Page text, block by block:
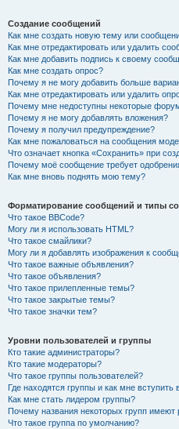
Создание сообщений
Как мне создать новую тему или
Как мне отредактировать или удалить
Как мне добавить подпись к своему
Как мне создать опрос?
Почему я не могу добавить больше
Как мне отредактировать или удалить
Почему мне недоступны некоторые
Почему я не могу добавлять вложения?
Почему я получил предупреждение?
Как мне пожаловаться на сообщения
Что означает кнопка «Сохранить» при
Почему моё сообщение требует
Как мне вновь поднять мою тему?
Форматирование сообщений и типы
Что такое BBCode?
Могу ли я использовать HTML?
Что такое смайлики?
Могу ли я добавлять изображения к
Что такое важные объявления?
Что такое объявления?
Что такое прилепленные темы?
Что такое закрытые темы?
Что такое значки тем?
Уровни пользователей и группы
Кто такие администраторы?
Кто такие модераторы?
Что такое группы пользователей?
Где находятся группы и как мне вступить
Как мне стать лидером группы?
Почему названия некоторых групп имеют
Что такое группа по умолчанию?